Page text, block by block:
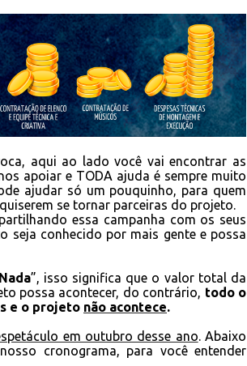
aqui ao lado você vai encontrar as
apoiar e TODA ajuda é sempre muito
ajudar só um pouquinho, para quem
se tornar parceiras do projeto.
essa campanha com os seus
seja conhecido por mais gente e possa
”, isso significa que o valor total da
possa acontecer, do contrário, todo o
e o projeto não acontece.
em outubro desse ano. Abaixo
cronograma, para você entender